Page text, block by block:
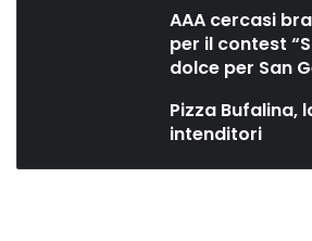
AAA cercasi
per il contest
dolce per San
Pizza Bufalina,
intenditori